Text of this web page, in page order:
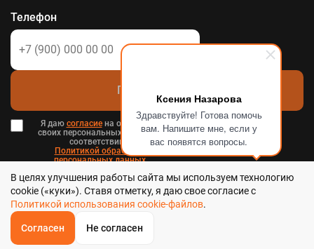
Ксения Назарова
Здравствуйте! Готова помочь
вам. Напишите мне, если у
вас появятся вопросы.
ОБРАТНЫЙЗВОНОК
Телефон
Позвоните мне
Я даю согласиена обработку
своих персональных данных в
соответствии с
Политикой обработки
персональных данных
Пользовательским соглашением .
Стальтека - библиотека стальных решений в Хабаровске, 2026
Главная
В целях улучшения работы сайта мы используем технологию
cookie («куки»). Ставя отметку, я даю свое согласие с
Политикой использования cookie-файлов.
Согласен Не согласен